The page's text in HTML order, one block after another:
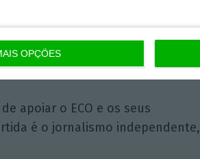
OPÇÕES
e tenha acesso a notícias
às reportagens e especiais que
apoiar o ECO e os seus
é o jornalismo independente,